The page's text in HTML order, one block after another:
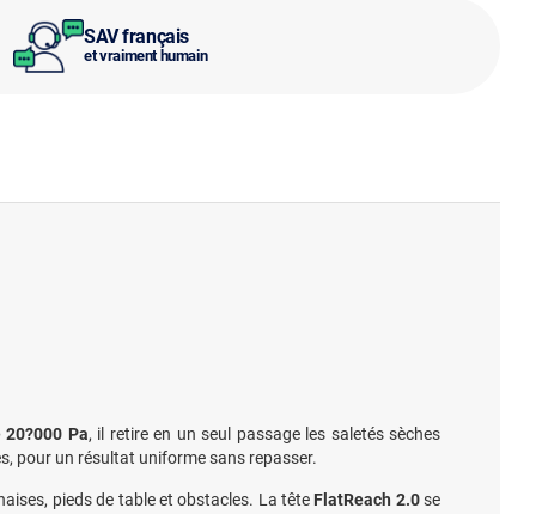
SAV français
et vraiment humain
20?000 Pa, il retire en un seul passage les saletés sèches
pour un résultat uniforme sans repasser.
pieds de table et obstacles. La tête FlatReach 2.0se